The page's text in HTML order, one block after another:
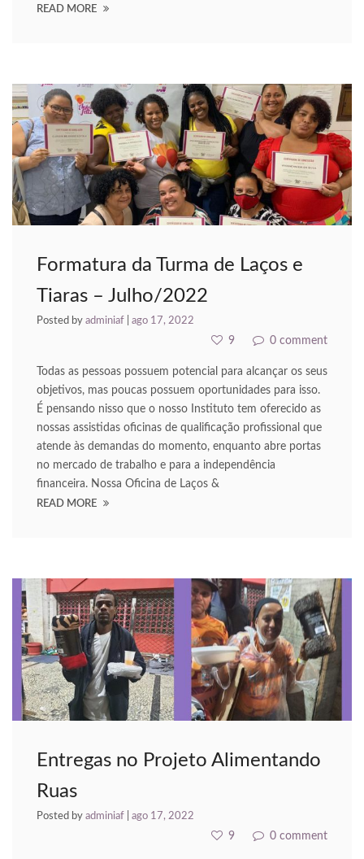
panel
panel
Panel
panel
panel
Hacklink
panel
panel
panel
panel
panel
panel
READ MORE
Formatura da Turma de Laços e
Tiaras – Julho/2022
Posted by adminiaf ago 17, 2022
9 0 comment
Todas as pessoas possuem potencial para alcançar os seus
objetivos, mas poucas possuem oportunidades para isso.
É pensando nisso que o nosso Instituto tem oferecido as
nossas assistidas oficinas de qualificação profissional que
atende às demandas do momento, enquanto abre portas
no mercado de trabalho e para a independência
financeira. Nossa Oficina de Laços &
READ MORE
Entregas no Projeto Alimentando
Ruas
Posted by adminiaf ago 17, 2022
9 0 comment